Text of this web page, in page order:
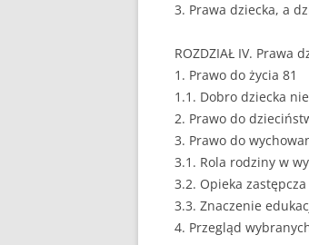
3. Prawa dziecka, a
ROZDZIAŁ IV. Prawa
1. Prawo do życia 81
1.1. Dobro dziecka
2. Prawo do
3. Prawo do
3.1. Rola rodziny w
3.2. Opieka zastępcza
3.3. Znaczenie
4. Przegląd